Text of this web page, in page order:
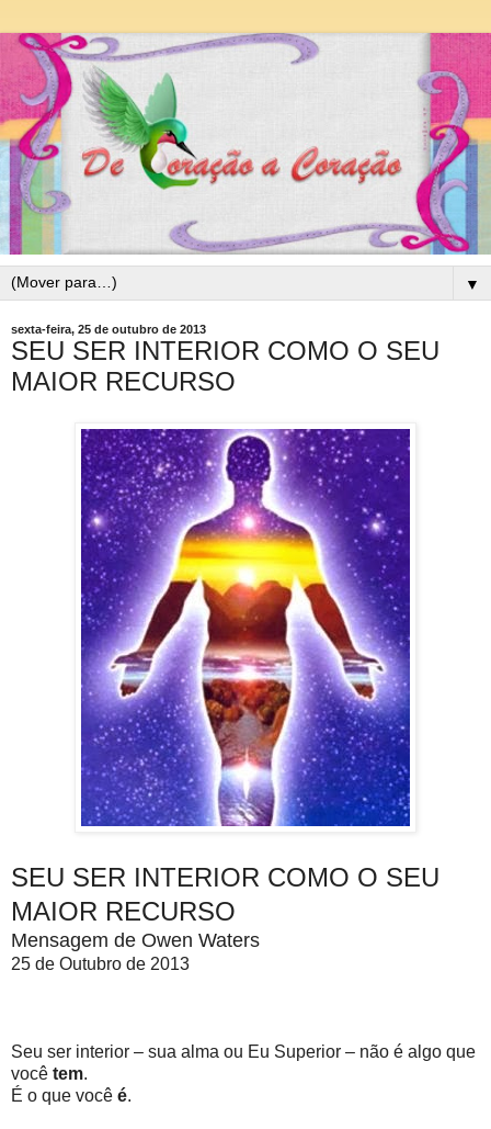
▼
sexta-feira, 25 de outubro de 2013
SEU SER INTERIOR COMO O SEU
MAIOR RECURSO
SEU SER INTERIOR COMO O SEU
MAIOR RECURSO
Mensagem de Owen Waters
25 de Outubro de 2013
Seu ser interior – sua alma ou Eu Superior – não é algo que
você tem.
É o que você é.